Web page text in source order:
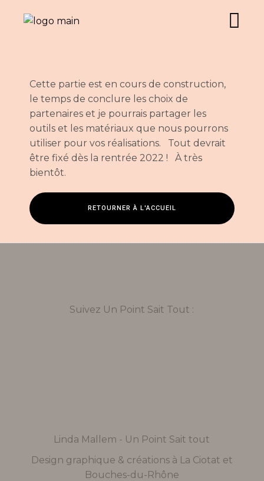
Cette partie est en cours de construction,
le temps de conclure les choix de
partenaires et je pourrais partager les
outils et les matériaux que nous pourrons
utiliser pour vos réalisations. Tout devrait
être fixé dès la rentrée 2022 ! À très
bientôt.
RETOURNER À L'ACCUEIL
Linda Mallem - Un Point Sait tout
Design graphique & créations à La Ciotat et
Bouches-du-Rhône
Suivez Un Point Sait Tout :